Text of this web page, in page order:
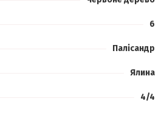
6
Палісандр
Ялина
4/4